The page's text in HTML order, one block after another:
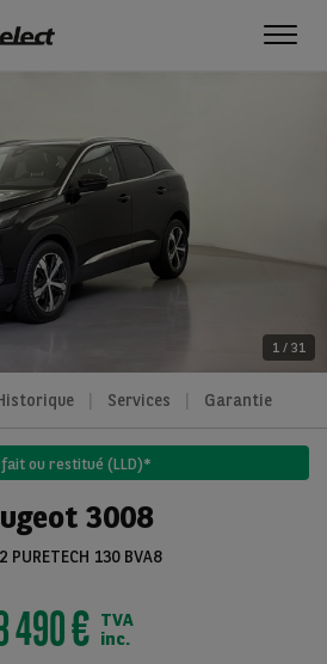
1 / 31
Services Garantie
ou restitué (LLD)*
3008
PURETECH 130 BVA8
490 € TVA
inc.